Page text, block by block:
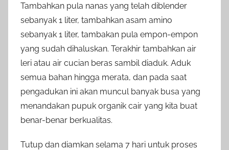
Tambahkan pula nanas yang telah diblender
sebanyak 1 liter, tambahkan asam amino
sebanyak 1 liter, tambakan pula empon-empon
yang sudah dihaluskan. Terakhir tambahkan air
leri atau air cucian beras sambil diaduk. Aduk
semua bahan hingga merata, dan pada saat
pengadukan ini akan muncul banyak busa yang
menandakan pupuk organik cair yang kita buat
benar-benar berkualitas.
Tutup dan diamkan selama 7 hari untuk proses